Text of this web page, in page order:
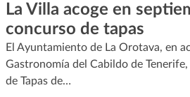
La Villa acoge en
concurso de tapas
El Ayuntamiento de La Orotava, en
Gastronomía del Cabildo de
de Tapas de…